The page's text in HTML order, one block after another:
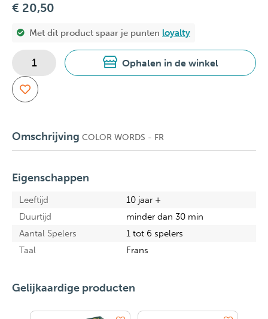
€ 20,50
Met dit product spaar je punten loyalty
Ophalen in de winkel
Omschrijving COLOR WORDS - FR
Eigenschappen
Leeftijd
10 jaar +
Duurtijd
minder dan 30 min
Aantal Spelers
1 tot 6 spelers
Taal
Frans
Gelijkaardige producten